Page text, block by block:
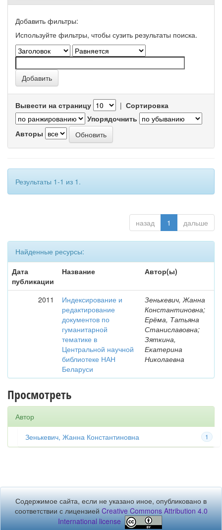
Добавить фильтры:
Используйте фильтры, чтобы сузить результаты поиска.
Вывести на страницу | Сортировка
Упорядочнить
Авторы
Результаты 1-1 из 1.
назад 1 дальше
Найденные ресурсы:
Дата
публикации
Название Автор(ы)
2011
Индексирование и
редактирование
документов по
гуманитарной
тематике в
Центральной научной
библиотеке НАН
Беларуси
Зенькевич, Жанна
Константиновна;
Ерёма, Татьяна
Станиславовна;
Зяткина,
Екатерина
Николаевна
Просмотреть
Автор
1
Зенькевич, Жанна Константиновна
Содержимое сайта, если не указано иное, опубликовано в
соответствии с лицензиейCreative Commons Attribution 4.0
International license